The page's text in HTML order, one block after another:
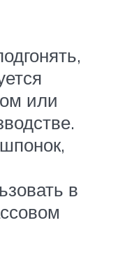
или
в